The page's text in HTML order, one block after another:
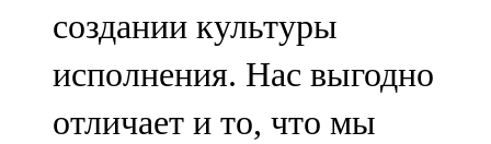
создании культуры
исполнения. Нас выгодно
отличает и то, что мы